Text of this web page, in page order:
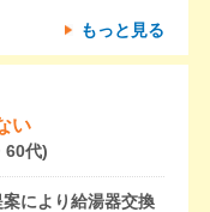
もっと見る
い
60代)
により給湯器交換